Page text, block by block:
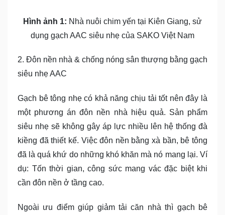
Hình ảnh 1: Nhà nuôi chim yến tại Kiên Giang, sử
dụng gạch AAC siêu nhẹ của SAKO Việt Nam
2. Đôn nền nhà & chống nóng sân thượng bằng gạch
siêu nhẹ AAC
Gạch bê tông nhẹ có khả năng chịu tải tốt nên đây là
một phương án đôn nền nhà hiệu quả. Sản phẩm
siêu nhẹ sẽ không gây áp lực nhiều lên hệ thống đà
kiềng đã thiết kế. Việc đôn nền bằng xà bần, bê tông
đã là quá khứ do những khó khăn mà nó mang lại. Ví
dụ: Tốn thời gian, công sức mang vác đặc biệt khi
cần đôn nền ở tầng cao.
Ngoài ưu điểm giúp giảm tải căn nhà thì gạch bê